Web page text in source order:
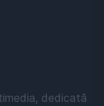
dedicată